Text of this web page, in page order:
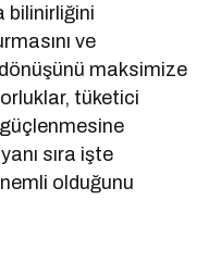
bilinirliğini
ve
dönüşünü maksimize
tüketici
sıra işte
olduğunu